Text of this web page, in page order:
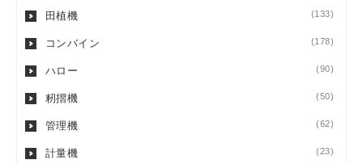
田植機 (133)
コンバイン (178)
ハロー (90)
籾摺機 (50)
管理機 (62)
計量機 (23)